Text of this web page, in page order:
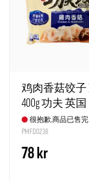
鸡肉香菇饺子
400g 功夫 英国
很抱歉,商品已售完
PMFD0238
78 kr